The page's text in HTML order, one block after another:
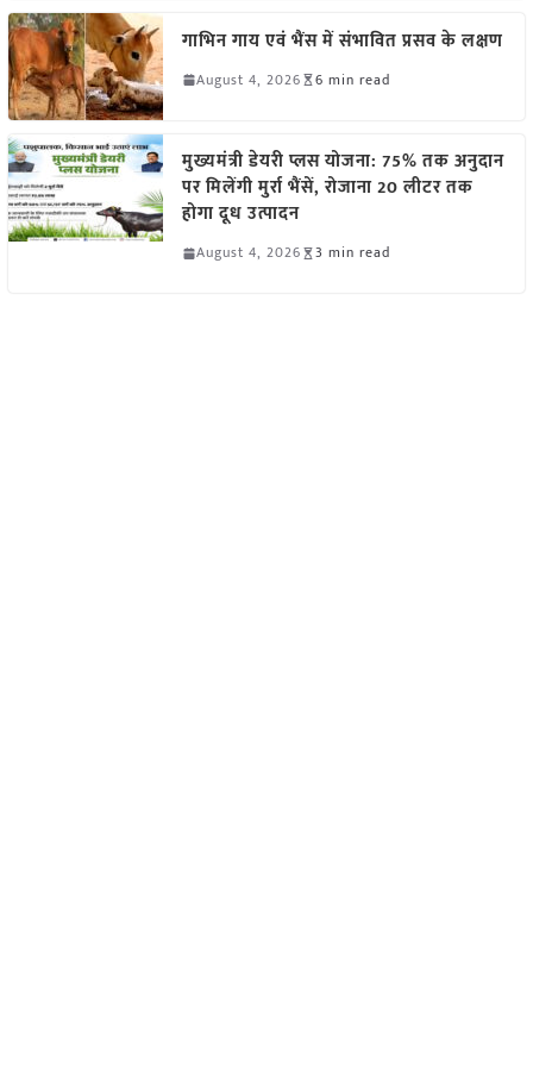
गाभिन गाय एवं भैंस में संभावित प्रसव के लक्षण
August 4, 2026 6 min read
मुख्यमंत्री डेयरी प्लस योजना: 75% तक अनुदान
पर मिलेंगी मुर्रा भैंसें, रोजाना 20 लीटर तक
होगा दूध उत्पादन
August 4, 2026 3 min read